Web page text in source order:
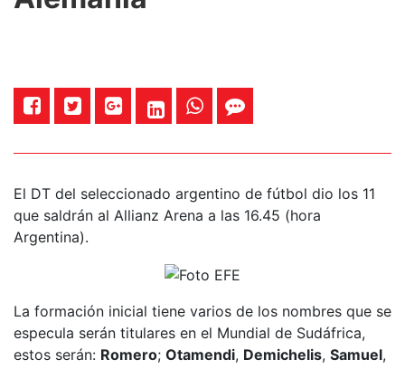
El DT del seleccionado argentino de fútbol dio los 11
que saldrán al Allianz Arena a las 16.45 (hora
Argentina).
La formación inicial tiene varios de los nombres que se
especula serán titulares en el Mundial de Sudáfrica,
estos serán: Romero; Otamendi, Demichelis, Samuel,